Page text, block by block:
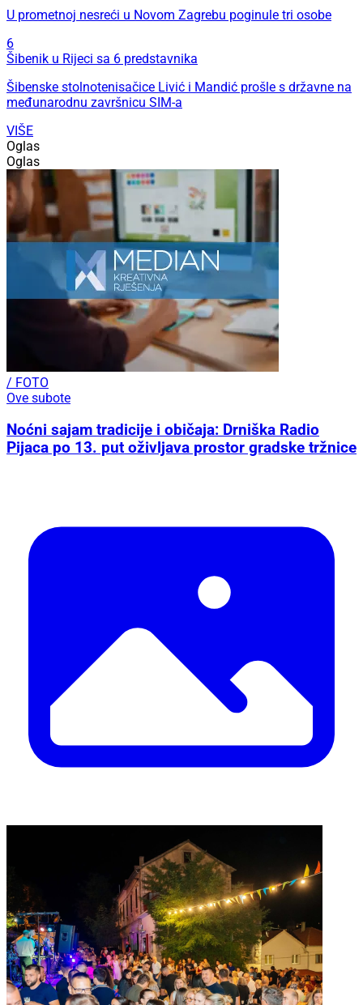
U prometnoj nesreći u Novom Zagrebu poginule tri osobe
6
Šibenik u Rijeci sa 6 predstavnika
Šibenske stolnotenisačice Livić i Mandić prošle s državne na
međunarodnu završnicu SIM-a
VIŠE
Oglas
Oglas
/ FOTO
Ove subote
Noćni sajam tradicije i običaja: Drniška Radio
Pijaca po 13. put oživljava prostor gradske tržnice